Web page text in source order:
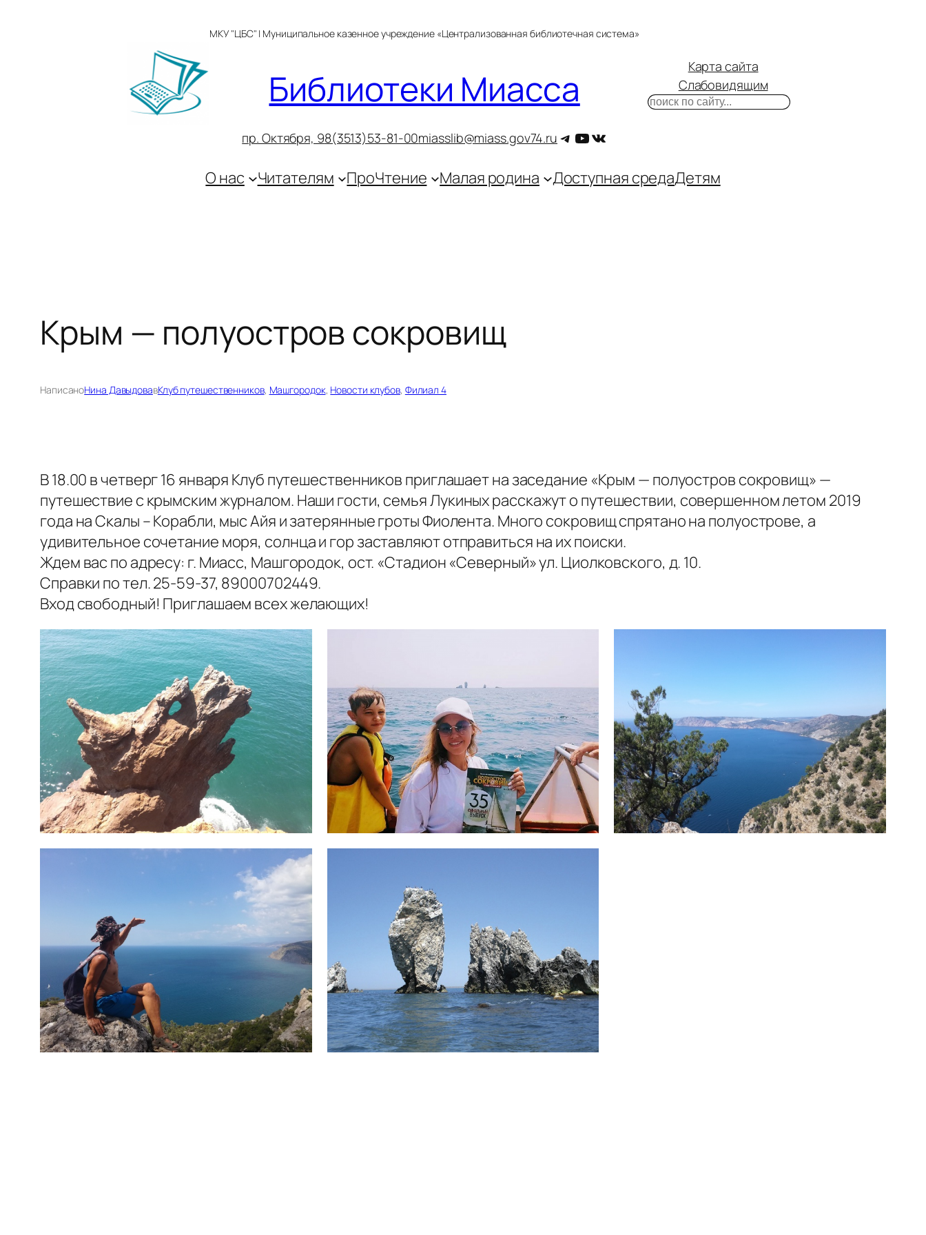
МКУ "ЦБС" | Муниципальное казенное учреждение «Централизованная библиотечная система»
Библиотеки Миасса
пр. Октября, 98(3513)53-81-00miasslib@miass.gov74.ru Telegram
YouTube
ВКонтакте
Карта сайта
Слабовидящим
Поиск
О нас Читателям ПроЧтение Малая родина Доступная средаДетям
Крым — полуостров сокровищ
НаписаноНина ДавыдовавКлуб путешественников, Машгородок, Новости клубов, Филиал 4
В 18.00 в четверг 16 января Клуб путешественников приглашает на заседание «Крым — полуостров сокровищ» —
путешествие с крымским журналом. Наши гости, семья Лукиных расскажут о путешествии, совершенном летом 2019
года на Скалы – Корабли, мыс Айя и затерянные гроты Фиолента. Много сокровищ спрятано на полуострове, а
удивительное сочетание моря, солнца и гор заставляют отправиться на их поиски.
Ждем вас по адресу: г. Миасс, Машгородок, ост. «Стадион «Северный» ул. Циолковского, д. 10.
Справки по тел. 25-59-37, 89000702449.
Вход свободный! Приглашаем всех желающих!